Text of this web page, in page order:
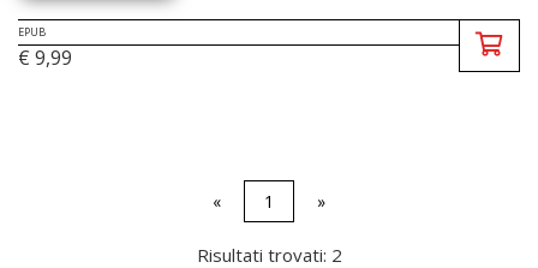
EPUB
€ 9,99
« 1 »
Risultati trovati: 2